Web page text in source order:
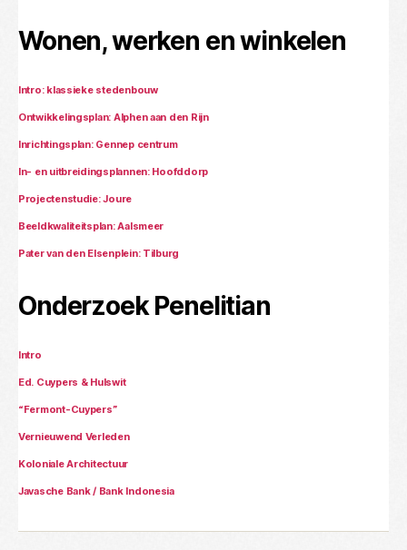
Wonen, werken en winkelen
Intro: klassieke stedenbouw
Ontwikkelingsplan: Alphen aan den Rijn
Inrichtingsplan: Gennep centrum
In- en uitbreidingsplannen: Hoofddorp
Projectenstudie: Joure
Beeldkwaliteitsplan: Aalsmeer
Pater van den Elsenplein: Tilburg
Onderzoek Penelitian
Intro
Ed. Cuypers & Hulswit
“Fermont-Cuypers”
Vernieuwend Verleden
Koloniale Architectuur
Javasche Bank / Bank Indonesia